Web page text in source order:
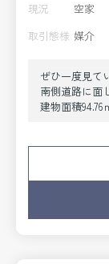
現況
空家
取引態様 媒介
ぜひ一度見て
南側道路に面
建物面積
快適なお住ま
これから先の